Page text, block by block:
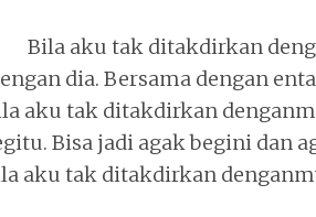
Bila aku tak ditakdirkan
dia. Bersama dengan
aku tak ditakdirkan
Bisa jadi agak begini dan
aku tak ditakdirkan